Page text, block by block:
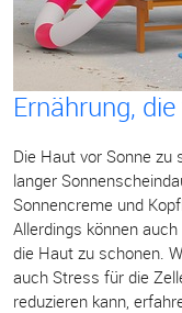
Ernährung,
Die Haut vor Sonne zu
langer
Sonnencreme und
Allerdings können
die Haut zu schonen.
auch Stress für die
reduzieren kann,